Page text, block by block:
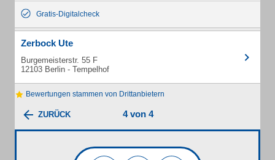
Gratis-Digitalcheck
Zerbock Ute
Burgemeisterstr. 55 F
12103 Berlin - Tempelhof
Bewertungen stammen von Drittanbietern
ZURÜCK 4 von 4